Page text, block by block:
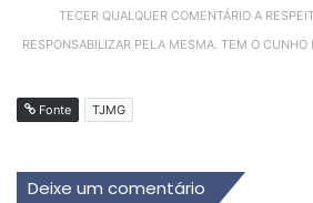
TECER QUALQUER COMENTÁRIO A
RESPONSABILIZAR PELA MESMA. TEM O CUNHO
Fonte TJMG
Deixe um comentário